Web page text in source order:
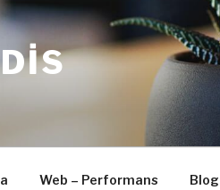
Web – Performans